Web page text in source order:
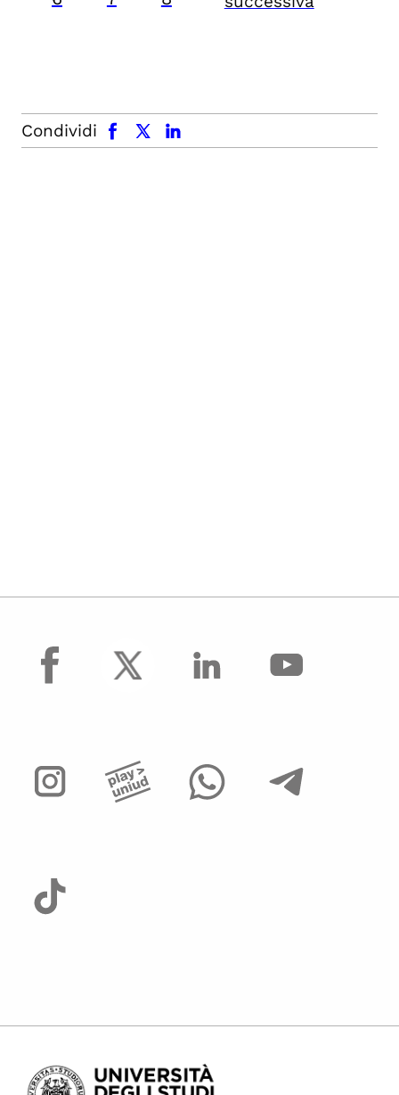
Condividi
facebook x.com linkedin
facebook